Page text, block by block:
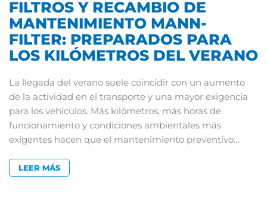
FILTROS Y RECAMBIO DE
MANTENIMIENTO MANN-
FILTER: PREPARADOS PARA
LOS KILÓMETROS DEL VERANO
La llegada del verano suele coincidir con un aumento
de la actividad en el transporte y una mayor exigencia
para los vehículos. Más kilómetros, más horas de
funcionamiento y condiciones ambientales más
exigentes hacen que el mantenimiento preventivo…
LEER MÁS